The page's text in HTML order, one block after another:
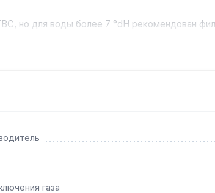
но для воды более 7 °dH рекомендован
дымоходом. Производство — Германия.
газа